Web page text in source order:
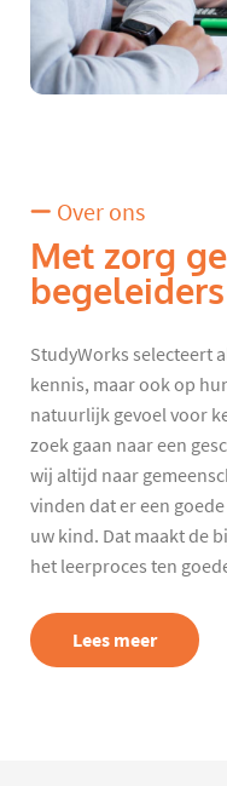
Over ons
Met zorg
begeleiders
StudyWorks selecteert
kennis, maar ook op
natuurlijk gevoel voor
zoek gaan naar een
wij altijd naar
vinden dat er een
uw kind. Dat maakt de
het leerproces ten
Lees meer